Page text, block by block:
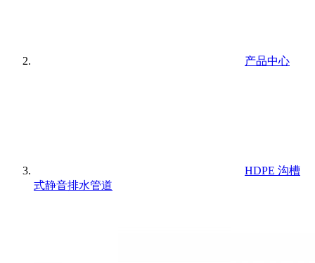
产品中心
HDPE 沟槽
式静音排水管道